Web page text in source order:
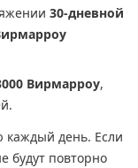
30-дневной
Вирмарроу,
каждый день. Если
будут повторно